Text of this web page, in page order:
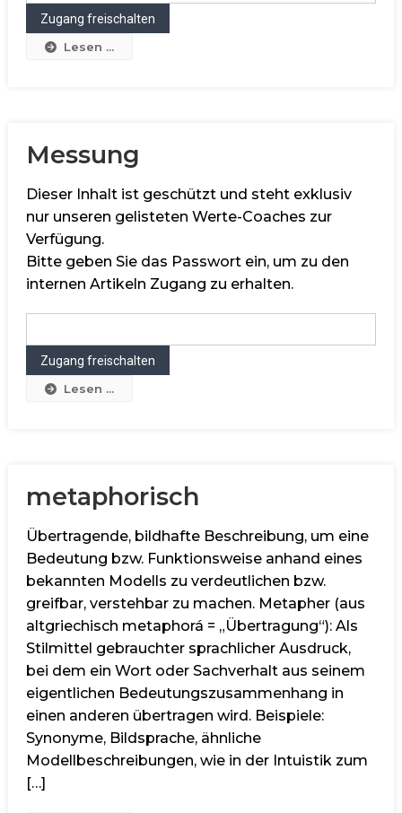
Lesen ...
Messung
Dieser Inhalt ist geschützt und steht exklusiv
nur unseren gelisteten Werte-Coaches zur
Verfügung.
Bitte geben Sie das Passwort ein, um zu den
internen Artikeln Zugang zu erhalten.
Lesen ...
metaphorisch
Übertragende, bildhafte Beschreibung, um eine
Bedeutung bzw. Funktionsweise anhand eines
bekannten Modells zu verdeutlichen bzw.
greifbar, verstehbar zu machen. Metapher (aus
altgriechisch metaphorá = „Übertragung“): Als
Stilmittel gebrauchter sprachlicher Ausdruck,
bei dem ein Wort oder Sachverhalt aus seinem
eigentlichen Bedeutungszusammenhang in
einen anderen übertragen wird. Beispiele:
Synonyme, Bildsprache, ähnliche
Modellbeschreibungen, wie in der Intuistik zum
[…]